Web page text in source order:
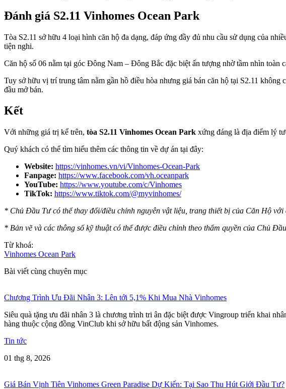
Đánh giá S2.11 Vinhomes Ocean Park
Tòa S2.11 sở hữu 4 loại hình căn hộ đa dạng, đáp ứng đầy đủ nhu cầu sử dụng của
tiện nghi.
Căn hộ số 06 nằm tại góc Đông Nam – Đông Bắc đặc biệt ấn tượng nhờ tầm nhìn
Tuy sở hữu vị trí trung tâm nằm gần hồ điều hòa nhưng giá bán căn hộ tại S2.11
đầu mở bán.
Kết
Với những giá trị kể trên, tòa S2.11 Vinhomes Ocean Park xứng đáng là địa điểm lý
Quý khách có thể tìm hiểu thêm các thông tin về dự án tại đây:
Website: https://vinhomes.vn/vi/Vinhomes-Ocean-Park
Fanpage: https://www.facebook.com/vh.oceanpark
YouTube: https://www.youtube.com/c/Vinhomes
TikTok: https://www.tiktok.com/@myvinhomes/
* Chủ Đầu Tư có thể thay đổi/điều chỉnh nguyên vật liệu, trang thiết bị của Căn Hộ
* Bản vẽ và các thông số kỹ thuật có thể được điều chỉnh theo thẩm quyền của Chủ
Từ khoá:
Vinhomes Ocean Park
Bài viết cùng chuyên mục
Chương Trình Ưu Đãi Nhân 3: Lên tới 5,1% Khi Mua Nhà Vinhomes
Siêu quà tặng ưu đãi nhân 3 là chương trình tri ân đặc biệt được Vingroup triển khai
hàng thuộc cộng đồng VinClub khi sở hữu bất động sản Vinhomes.
Tin tức
01 thg 8, 2026
Giá Bán Vịnh Tiên Vinhomes Green Paradise Dự Kiến: Tại Sao Thu Hút Giới Đầu Tư?